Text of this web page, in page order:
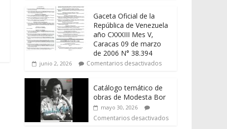
Gaceta Oficial de la
República de Venezuela
año CXXXIII Mes V,
Caracas 09 de marzo
de 2006 N° 38.394
junio 2, 2026 Comentarios desactivados
Catálogo temático de
obras de Modesta Bor
mayo 30, 2026
Comentarios desactivados